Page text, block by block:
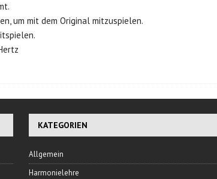
um mit dem Original mitzuspielen.
KATEGORIEN
Allgemein
Harmonielehre